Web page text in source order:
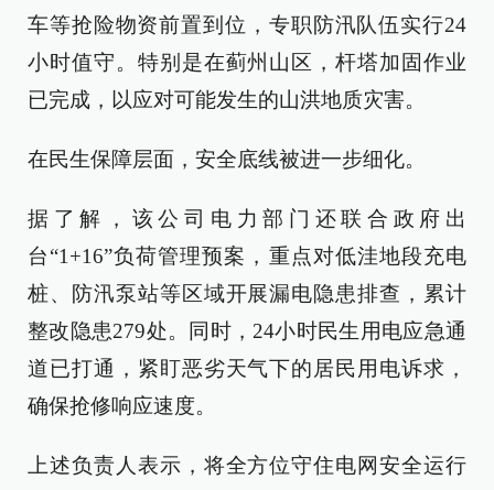
车等抢险物资前置到位，专职防汛队伍实行24
小时值守。特别是在蓟州山区，杆塔加固作业
已完成，以应对可能发生的山洪地质灾害。
在民生保障层面，安全底线被进一步细化。
据了解，该公司电力部门还联合政府出
台“1+16”负荷管理预案，重点对低洼地段充电
桩、防汛泵站等区域开展漏电隐患排查，累计
整改隐患279处。同时，24小时民生用电应急通
道已打通，紧盯恶劣天气下的居民用电诉求，
确保抢修响应速度。
上述负责人表示，将全方位守住电网安全运行